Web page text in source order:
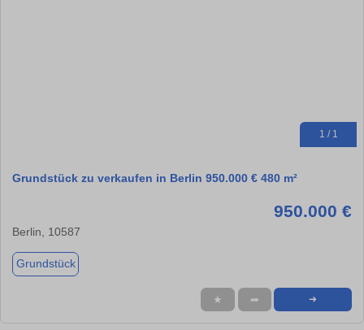
1 / 1
Grundstück zu verkaufen in Berlin 950.000 € 480 m²
950.000 €
Berlin, 10587
Grundstück
★ ➦ ➜